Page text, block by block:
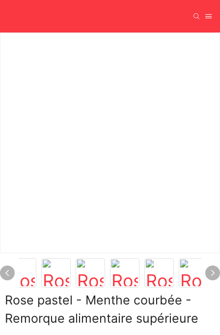
Rose pastel - Menthe courbée -
Remorque alimentaire supérieure